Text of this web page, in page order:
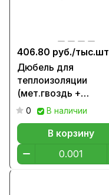
406.80 руб./тыс.шт
Дюбель для
теплоизоляции
(мет.гвоздь +
заглушка), 120мм
0 В наличии
В корзину